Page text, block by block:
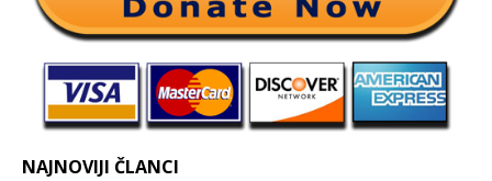
NAJNOVIJI ČLANCI